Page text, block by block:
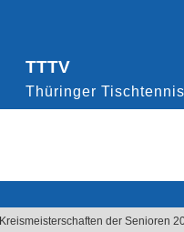
Kreismeisterschaften der Senioren